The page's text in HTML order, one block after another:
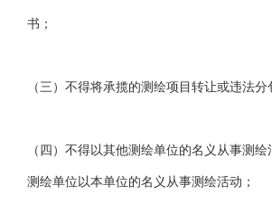
书；
（三）不得将承揽的测绘项目转让或违法分
（四）不得以其他测绘单位的名义从事测
测绘单位以本单位的名义从事测绘活动；